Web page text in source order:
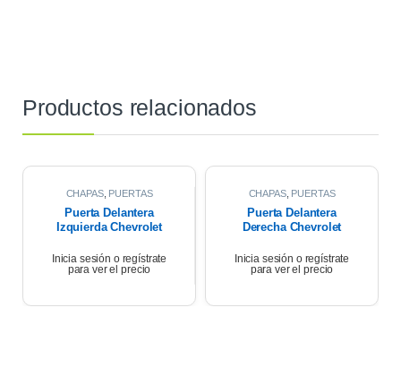
Productos relacionados
CHAPAS, PUERTAS
Puerta Delantera
Izquierda Chevrolet
Inicia sesión o regístrate
para ver el precio
CHAPAS, PUERTAS
Puerta Delantera
Derecha Chevrolet
Inicia sesión o regístrate
para ver el precio